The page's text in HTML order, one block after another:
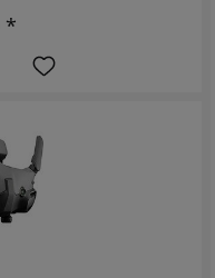
*